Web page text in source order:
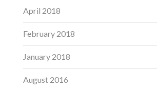
April 2018
February 2018
January 2018
August 2016